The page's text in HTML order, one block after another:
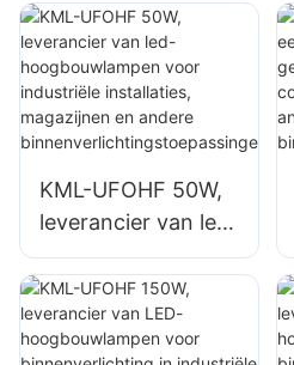
een leverancier
voor binnenruimtes
zoals industriële
fabrieksgebouwen
en magazijnen.
KML-UFOHF 50W,
leverancier van led-
hoogbouwlampen
voor industriële
installaties,
magazijnen en